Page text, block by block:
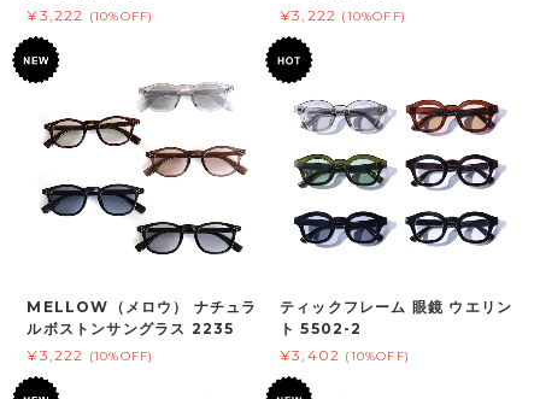
¥3,222 (10%OFF)
¥3,222 (10%OFF)
MELLOW（メロウ） ナチュラ
ルボストンサングラス 2235
¥3,222
(10%OFF)
ティックフレーム 眼鏡 ウエリン
ト 5502-2
¥3,402 (10%OFF)